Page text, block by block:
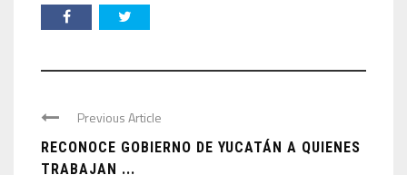
Previous Article
RECONOCE GOBIERNO DE YUCATÁN A QUIENES
TRABAJAN ...